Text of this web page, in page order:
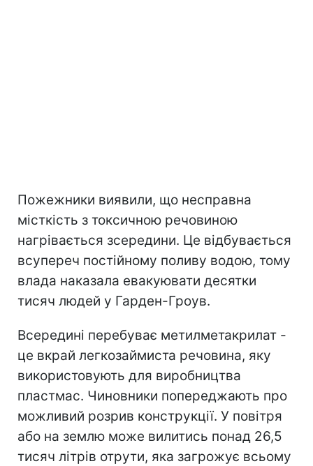
Пожежники виявили, що несправна
місткість з токсичною речовиною
нагрівається зсередини. Це відбувається
всупереч постійному поливу водою, тому
влада наказала евакуювати десятки
тисяч людей у Гарден-Гроув.
Всередині перебуває метилметакрилат -
це вкрай легкозаймиста речовина, яку
використовують для виробництва
пластмас. Чиновники попереджають про
можливий розрив конструкції. У повітря
або на землю може вилитись понад 26,5
тисяч літрів отрути, яка загрожує всьому